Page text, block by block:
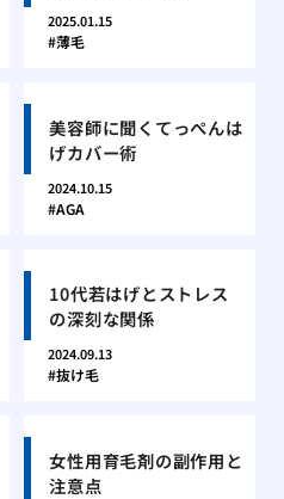
2025.01.15
薄毛
美容師に聞くてっぺんは
げカバー術
2024.10.15
AGA
10代若はげとストレス
の深刻な関係
2024.09.13
抜け毛
女性用育毛剤の副作用と
注意点